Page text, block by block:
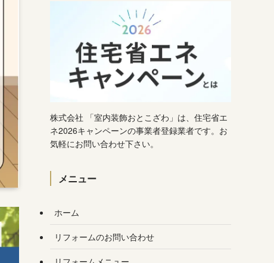
株式会社 「室内装飾おとこざわ」は、住宅省エ
ネ2026キャンペーンの事業者登録業者です。お
気軽にお問い合わせ下さい。
メニュー
ホーム
リフォームのお問い合わせ